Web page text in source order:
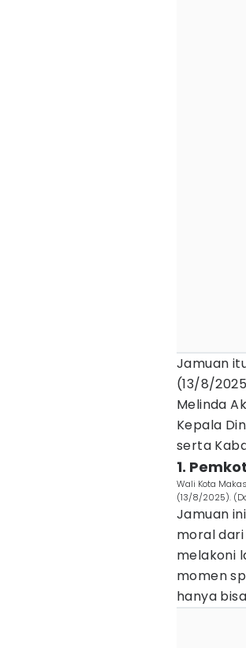
Jamuan
(13/8/
Melinda
Kepala
serta
1.
Wali Kota
(13/8/2025).
Jamuan
moral
melakoni
momen
hanya